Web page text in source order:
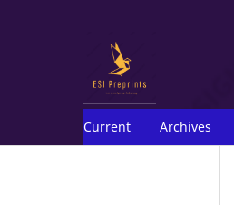
Current Archives